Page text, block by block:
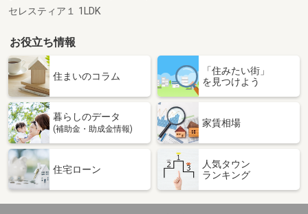
セレスティア１ 1LDK
お役立ち情報
住まいのコラム
「住みたい街」
を見つけよう
暮らしのデータ
(補助金・助成金情報)
家賃相場
住宅ローン
人気タウン
ランキング